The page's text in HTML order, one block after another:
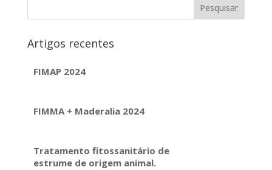
Artigos recentes
FIMAP 2024
FIMMA + Maderalia 2024
Tratamento fitossanitário de
estrume de origem animal.